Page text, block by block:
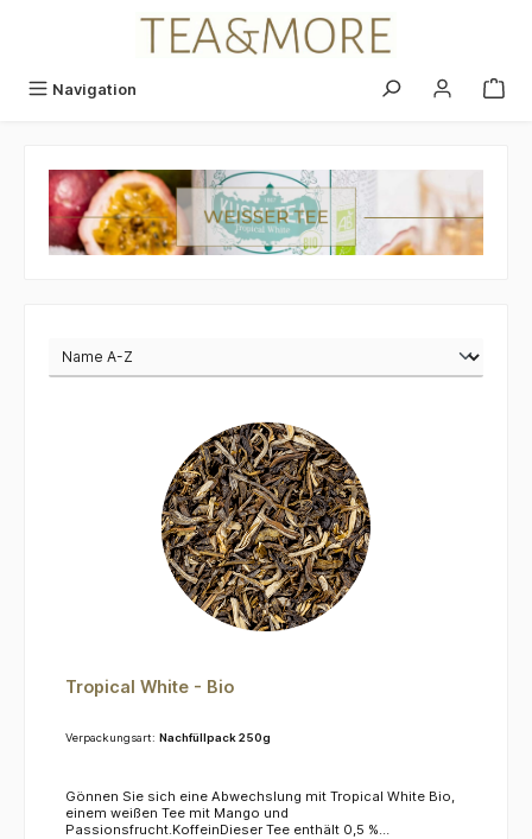
Navigation
Tropical White - Bio
Verpackungsart: Nachfüllpack 250g
Gönnen Sie sich eine Abwechslung mit Tropical White Bio,
einem weißen Tee mit Mango und
Passionsfrucht.KoffeinDieser Tee enthält 0,5 %